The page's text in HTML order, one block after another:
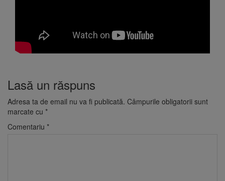
Lasă un răspuns
Adresa ta de email nu va fi publicată. Câmpurile obligatorii sunt
marcate cu *
Comentariu *